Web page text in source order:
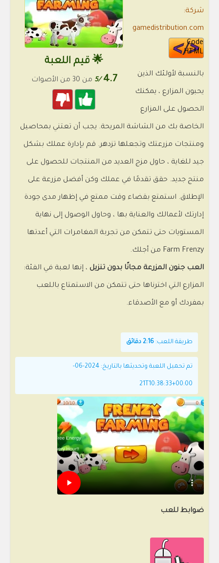
🌟 قيم اللعبة
4.7
/5 من 30 من الأصوات
شركة:
gamedistribution.com
Code
HTML
بالنسبة لأولئك الذين
يحبون المزارع ، يمكنك
الحصول على المزارع
الخاصة بك من الشاشة المريحة. يجب أن تعتني بمحاصيل
ومنتجات مزرعتك وتجعلها تزدهر. قم بإدارة عملك بشكل
جيد للغاية ، حاول مزج العديد من المنتجات للحصول على
منتج جديد. حقق تقدمًا في عملك وكن أفضل مزرعة على
الإطلاق. استمتع بقضاء وقت ممتع في إظهار مدى جودة
إدارتك لأعمالك والعناية بها ، وحاول الوصول إلى نهاية
المستويات حتى تتمكن من تجربة المغامرات التي أعدتها
Farm Frenzy من أجلك.
العب جنون المزرعة مجانًا بدون تنزيل ، إنها لعبة في الفئة:
المزارع التي اخترناها حتى تتمكن من الاستمتاع باللعب
بمفردك أو مع الأصدقاء.
طريقة اللعب: 2:16 دقائق
تم تحميل اللعبة وتحديثها بالتاريخ: 2024-06-
21T10:38:33+00:00
ضوابط للعب